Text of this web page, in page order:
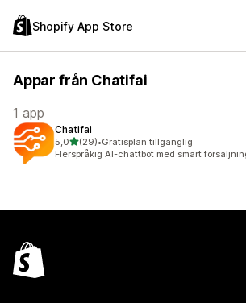
Shopify App Store
Appar från Chatifai
1 app
Chatifai
5,0av 5 stjärnor
(29)
29 recensioner totalt
•Gratisplan tillgänglig
Flerspråkig AI-chattbot med smart